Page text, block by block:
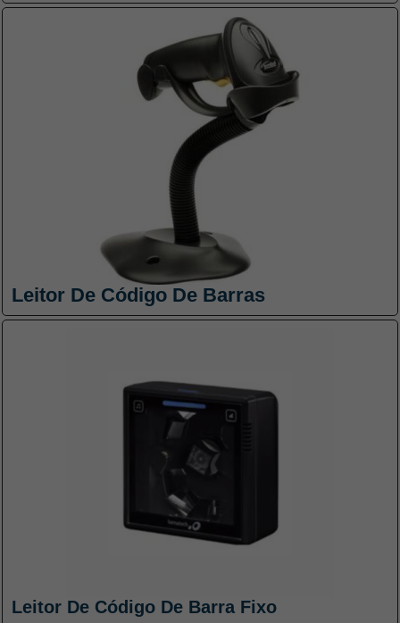
Leitor De Código De Barras
Leitor De Código De Barra Fixo